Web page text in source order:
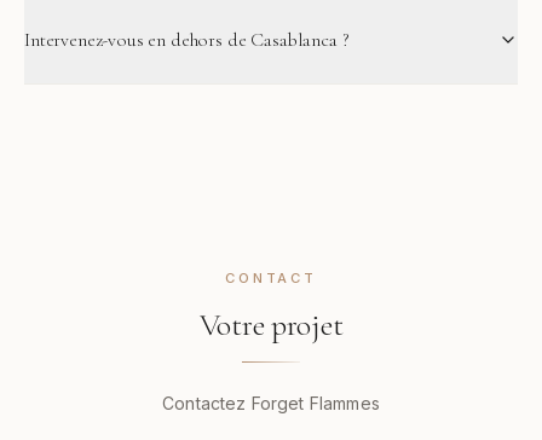
Intervenez-vous en dehors de Casablanca ?
CONTACT
Votre projet
Contactez Forget Flammes